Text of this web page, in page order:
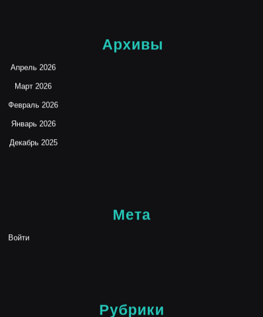
Архивы
Апрель 2026
Март 2026
Февраль 2026
Январь 2026
Декабрь 2025
Мета
Войти
Рубрики